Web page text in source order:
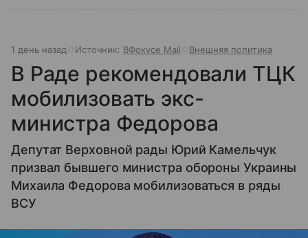
1 день назад Источник: ВФокусе Mail Внешняя политика
В Раде рекомендовали ТЦК
мобилизовать экс-
министра Федорова
Депутат Верховной рады Юрий Камельчук
призвал бывшего министра обороны Украины
Михаила Федорова мобилизоваться в ряды
ВСУ